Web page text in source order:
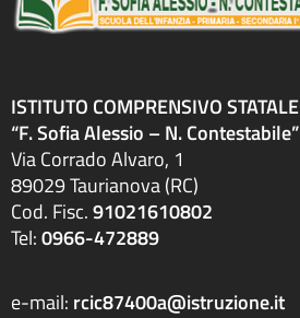
ISTITUTO COMPRENSIVO STATALE
“F. Sofia Alessio – N. Contestabile”
Via Corrado Alvaro, 1
89029 Taurianova (RC)
Cod. Fisc.91021610802
Tel:0966-472889
e-mail: rcic87400a@istruzione.it